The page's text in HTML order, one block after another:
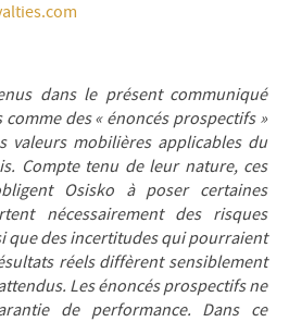
dans le présent communiqué
des « énoncés prospectifs »
valeurs mobilières applicables du
Compte tenu de leur nature, ces
Osisko à poser certaines
nécessairement des risques
que des incertitudes qui pourraient
réels diffèrent sensiblement
Les énoncés prospectifs ne
de performance. Dans ce